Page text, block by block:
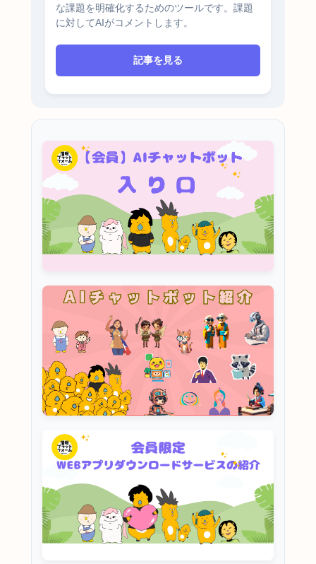
な課題を明確化するためのツールです。課題
に対してAIがコメントします。
記事を見る